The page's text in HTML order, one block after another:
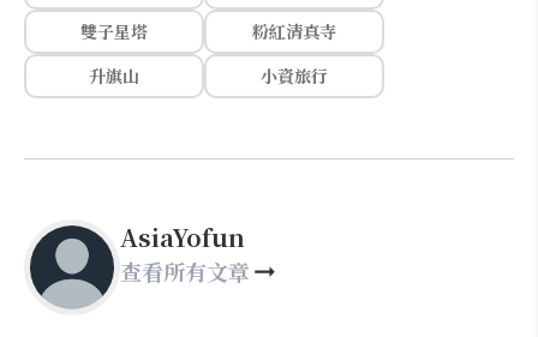
雙子星塔
粉紅清真寺
升旗山
小資旅行
AsiaYofun
查看所有文章